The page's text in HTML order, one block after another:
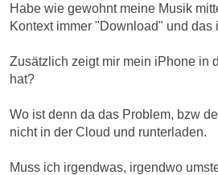
Habe wie gewohnt meine Musik
Kontext immer "Download" und das
Zusätzlich zeigt mir mein iPhone in
hat?
Wo ist denn da das Problem, bzw
nicht in der Cloud und runterladen.
Muss ich irgendwas, irgendwo